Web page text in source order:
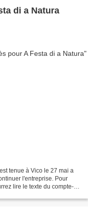
di a Natura
tenue à Vico le 27 mai a
l'entreprise. Pour
lire le texte du compte-